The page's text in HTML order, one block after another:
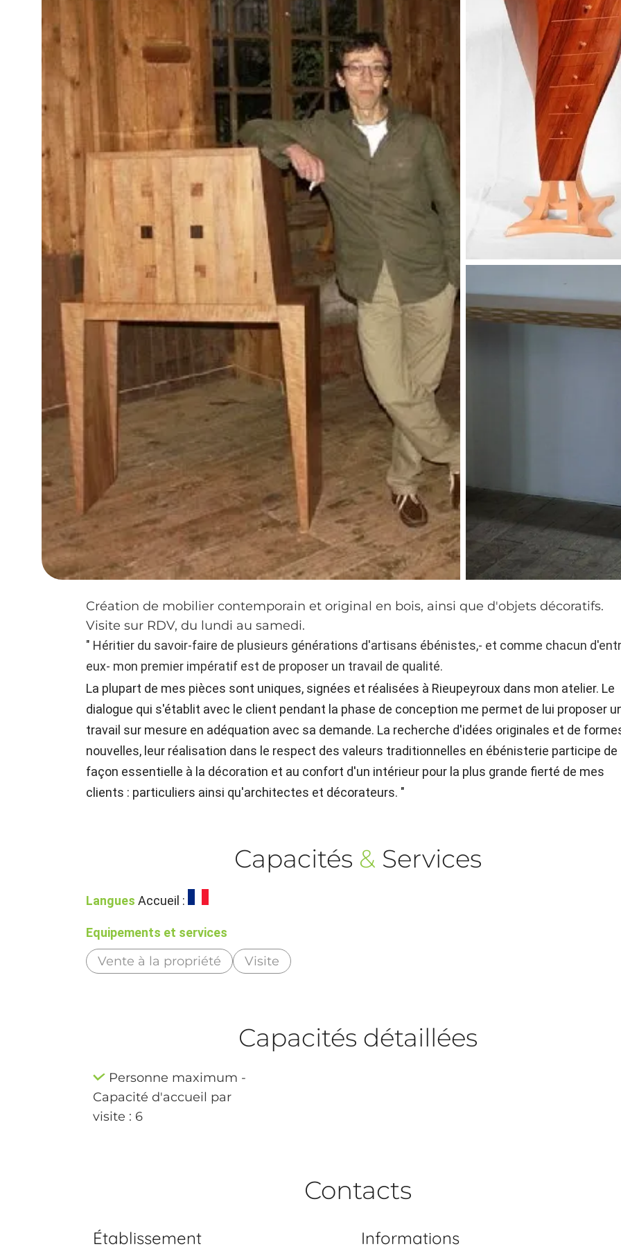
Création de mobilier contemporain et original en bois, ainsi que d'objets décoratifs.
Visite sur RDV, du lundi au samedi.
" Héritier du savoir-faire de plusieurs générations d'artisans ébénistes,- et comme chacun
eux- mon premier impératif est de proposer un travail de qualité.
La plupart de mes pièces sont uniques, signées et réalisées à Rieupeyroux dans mon atelier. Le
dialogue qui s'établit avec le client pendant la phase de conception me permet de lui proposer
travail sur mesure en adéquation avec sa demande. La recherche d'idées originales et de
nouvelles, leur réalisation dans le respect des valeurs traditionnelles en ébénisterie participe de
façon essentielle à la décoration et au confort d'un intérieur pour la plus grande fierté de mes
clients : particuliers ainsi qu'architectes et décorateurs. "
Capacités & Services
Langues Accueil :
Equipements et services
Vente à la propriété Visite
Capacités détaillées
Personne maximum -
Capacité d'accueil par
visite : 6
Contacts
Établissement Informations